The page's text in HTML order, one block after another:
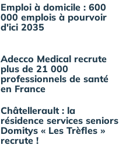
Emploi à domicile : 600
000 emplois à pourvoir
d'ici 2035
Adecco Medical recrute
plus de 21 000
professionnels de santé
en France
Châtellerault : la
résidence services seniors
Domitys « Les Trèfles »
recrute !